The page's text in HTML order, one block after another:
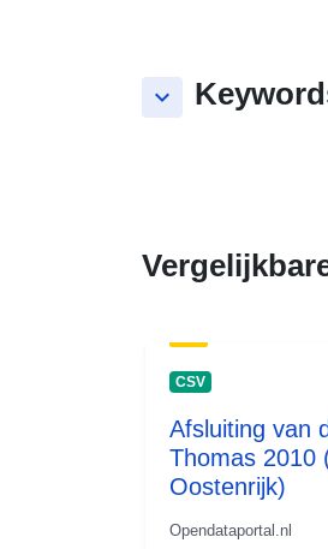
keyboard_arrow_down
CSV
Afsluiting van
Thomas 2010
Oostenrijk)
Opendataportal.nl